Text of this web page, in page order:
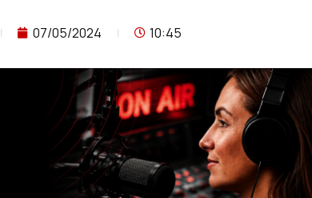
07/05/2024 10:45